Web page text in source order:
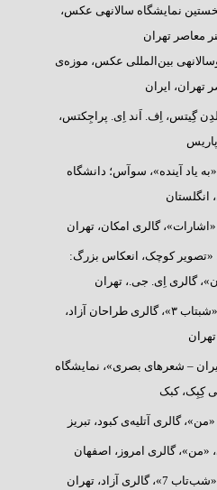
نمایشگاه گروهی، نخستین نمایشگاه سالانه‎ی عکس،
معاصر تهران
شرکت در نخستین دوسالانه‎ی بین‌المللی عکس، موزه‌ی
تهران، ایران
گِیتس، اِف. اَند اِی. پراجِکتس،
پاریس
یاد آینده»، سوآس؛ دانشگاه
انگلستان
گالری امکان، تهران
«تصویر کوچک، انعکاس بزرگ:
گالری اِی. جی.، تهران
نمایشگاه گروهی، «شبتاب ۳»، گالری طراحان آزاد،
تهران
– شعرهای بصری»، نمایشگاه
کِبِک، کبک
گالری آتلیه‌ی کبود، تبریز
«من»، گالری امروز، اصفهان
آزاد، تهران